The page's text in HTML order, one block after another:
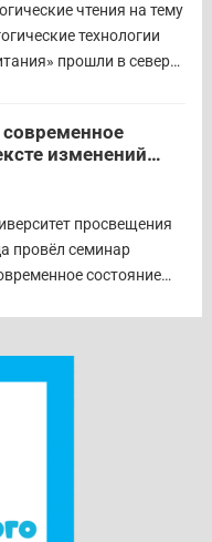
чтения на тему
технологии
прошли в северо-
чтений —
учебно-
с учетом новых
через обмен...
изменений
единых
просвещения
просвещения
провёл семинар
состояние
Наумова отметила,